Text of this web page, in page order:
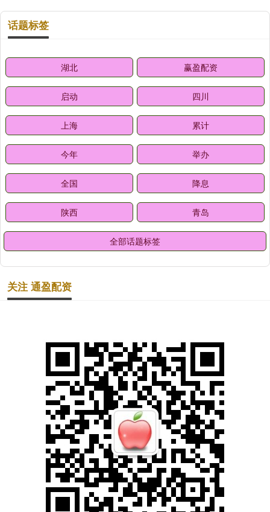
话题标签
湖北 赢盈配资
启动 四川
上海 累计
今年 举办
全国 降息
陕西 青岛
全部话题标签
关注 通盈配资